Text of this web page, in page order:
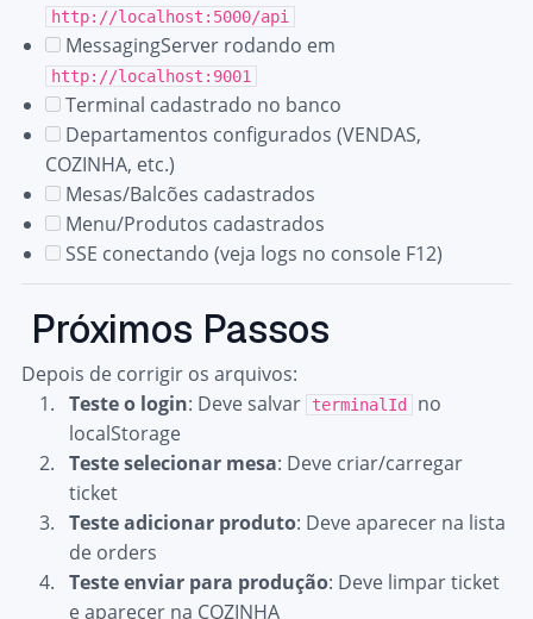
http://localhost:5000/api
MessagingServer rodando em
http://localhost:9001
Terminal cadastrado no banco
Departamentos configurados (VENDAS,
COZINHA, etc.)
Mesas/Balcões cadastrados
Menu/Produtos cadastrados
SSE conectando (veja logs no console F12)
Próximos Passos
Depois de corrigir os arquivos:
Teste o login: Deve salvar terminalId
no
localStorage
Teste selecionar mesa: Deve criar/carregar
ticket
Teste adicionar produto: Deve aparecer na lista
de orders
Teste enviar para produção: Deve limpar ticket
e aparecer na COZINHA